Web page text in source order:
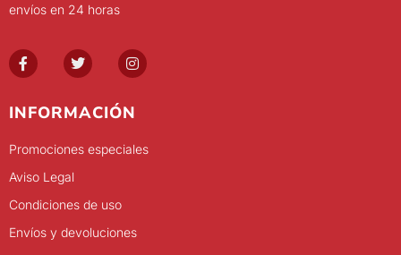
envíos en 24 horas
INFORMACIÓN
Promociones especiales
Aviso Legal
Condiciones de uso
Envíos y devoluciones